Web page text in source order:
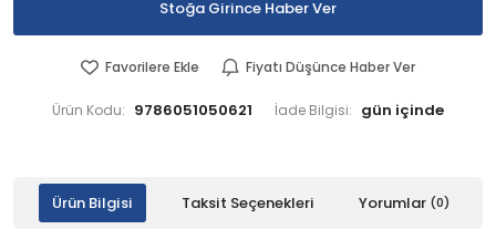
Stoğa Girince Haber Ver
Favorilere Ekle Fiyatı Düşünce Haber Ver
Ürün Kodu: 9786051050621 İade Bilgisi:
Ürün Bilgisi Taksit Seçenekleri Yorumlar (0)